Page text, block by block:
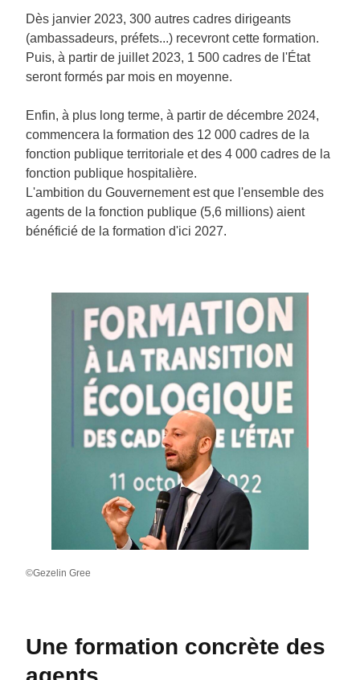
Dès janvier 2023, 300 autres cadres dirigeants
(ambassadeurs, préfets...) recevront cette formation.
Puis, à partir de juillet 2023, 1 500 cadres de l'État
seront formés par mois en moyenne.
Enfin, à plus long terme, à partir de décembre 2024,
commencera la formation des 12 000 cadres de la
fonction publique territoriale et des 4 000 cadres de la
fonction publique hospitalière.
L'ambition du Gouvernement est que l'ensemble des
agents de la fonction publique (5,6 millions) aient
bénéficié de la formation d'ici 2027.
©Gezelin Gree
Une formation concrète des